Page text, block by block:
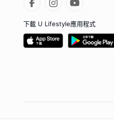
下載 U Lifestyle應用程式